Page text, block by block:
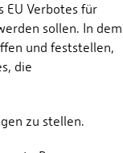
EU Verbotes für
sollen. In dem
und feststellen,
die
zu stellen.